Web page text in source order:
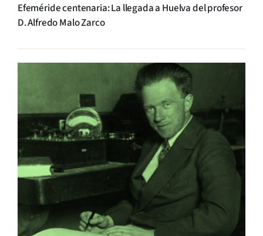
Efeméride centenaria: La llegada a Huelva del profesor
D. Alfredo Malo Zarco